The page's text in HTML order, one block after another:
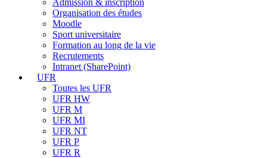
Admission & inscription
Organisation des études
Moodle
Sport universitaire
Formation au long de la vie
Recrutements
Intranet (SharePoint)
UFR
Toutes les UFR
UFR HW
UFR M
UFR MI
UFR NT
UFR P
UFR R